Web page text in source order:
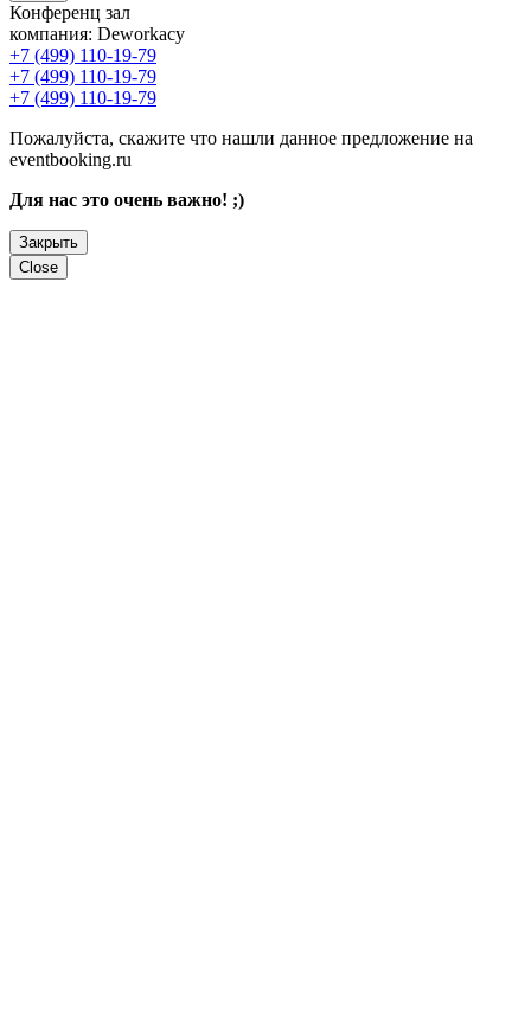
Конференц зал
компания: Deworkacy
+7 (499) 110-19-79
+7 (499) 110-19-79
+7 (499) 110-19-79
Пожалуйста, скажите что нашли данное предложение на
eventbooking.ru
Для нас это очень важно! ;)
Закрыть
Close